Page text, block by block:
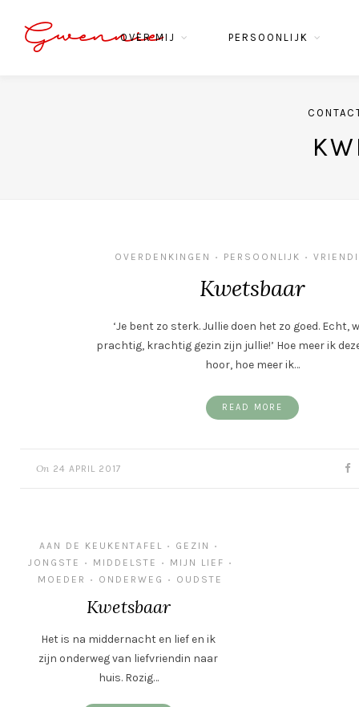
Gwennie
OVER MIJ PERSOONLIJK
OVERDENKINGEN • PERSOONLIJK •
Kwetsbaar
‘Je bent zo sterk. Jullie doen het zo goed. Echt,
prachtig, krachtig gezin zijn jullie!’ Hoe meer ik
hoor, hoe meer ik…
READ MORE
On 24 APRIL 2017
AAN DE KEUKENTAFEL • GEZIN •
JONGSTE • MIDDELSTE • MIJN LIEF •
MOEDER • ONDERWEG • OUDSTE
Kwetsbaar
Het is na middernacht en lief en ik
zijn onderweg van liefvriendin naar
huis. Rozig…